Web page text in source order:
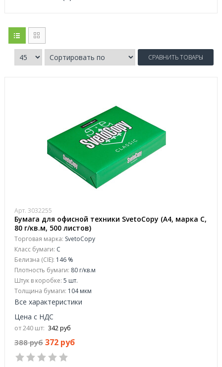
СРАВНИТЬ ТОВАРЫ
Арт. 3032255
Бумага для офисной техники SvetoCopy (A4, марка C,
80 г/кв.м, 500 листов)
Торговая марка: SvetoCopy
Класс бумаги: C
Белизна (CIE): 146 %
Плотность бумаги: 80 г/кв.м
Штук в коробке: 5 шт.
Толщина бумаги: 104 мкм
Все характеристики
Цена с НДС
от 240 шт: 342 руб
388 руб 372 руб